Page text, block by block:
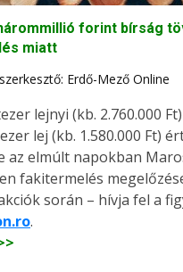
forint bírság
miatt
Erdő-Mező Online
lejnyi (kb. 2.760.000
lej (kb. 1.580.000 Ft)
az elmúlt napokban
fakitermelés
során – hívja fel a
.